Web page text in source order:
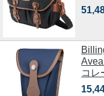
コレ